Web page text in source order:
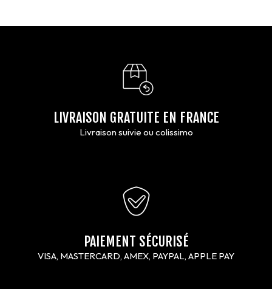
LIVRAISON GRATUITE EN FRANCE
Livraison suivie ou colissimo
PAIEMENT SÉCURISÉ
VISA, MASTERCARD, AMEX, PAYPAL, APPLE PAY